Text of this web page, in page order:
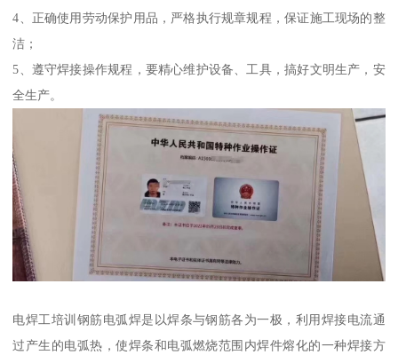
4、正确使用劳动保护用品，严格执行规章规程，保证施工现场的整
洁；
5、遵守焊接操作规程，要精心维护设备、工具，搞好文明生产，安
全生产。
电焊工培训钢筋电弧焊是以焊条与钢筋各为一极，利用焊接电流通
过产生的电弧热，使焊条和电弧燃烧范围内焊件熔化的一种焊接方